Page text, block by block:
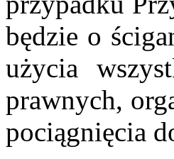
będzie o
użycia
prawnych,
pociągnięcia